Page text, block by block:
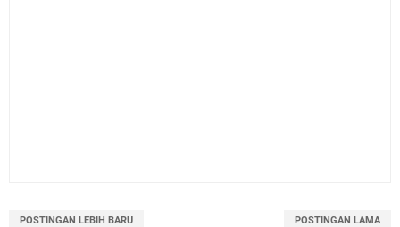
POSTINGAN LEBIH BARU POSTINGAN LAMA